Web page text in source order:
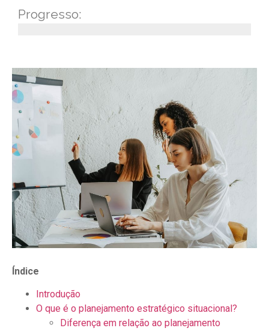
Progresso:
Índice
Introdução
O que é o planejamento estratégico situacional?
Diferença em relação ao planejamento